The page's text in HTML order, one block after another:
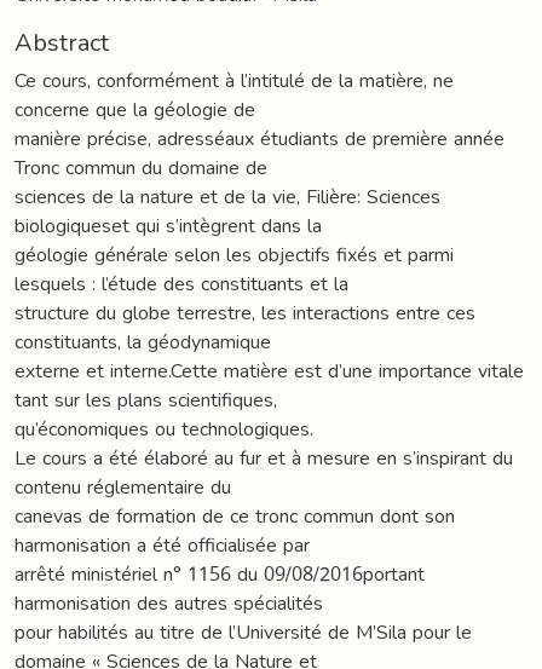
Abstract
Ce cours, conformément à l’intitulé de la matière, ne
concerne que la géologie de
manière précise, adresséaux étudiants de première année
Tronc commun du domaine de
sciences de la nature et de la vie, Filière: Sciences
biologiqueset qui s’intègrent dans la
géologie générale selon les objectifs fixés et parmi
lesquels : l’étude des constituants et la
structure du globe terrestre, les interactions entre ces
constituants, la géodynamique
externe et interne.Cette matière est d’une importance vitale
tant sur les plans scientifiques,
qu’économiques ou technologiques.
Le cours a été élaboré au fur et à mesure en s’inspirant du
contenu réglementaire du
canevas de formation de ce tronc commun dont son
harmonisation a été officialisée par
arrêté ministériel n° 1156 du 09/08/2016portant
harmonisation des autres spécialités
pour habilités au titre de l’Université de M’Sila pour le
domaine « Sciences de la Nature et